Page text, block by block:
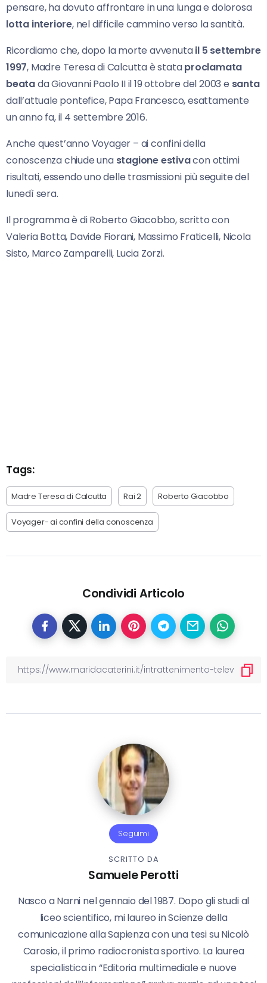
pensare, ha dovuto affrontare in una lunga e dolorosa
lotta interiore, nel difficile cammino verso la santità.
Ricordiamo che, dopo la morte avvenutail 5 settembre
1997, Madre Teresa di Calcutta è stataproclamata
beatada Giovanni Paolo II il 19 ottobre del 2003 e santa
dall’attuale pontefice, Papa Francesco, esattamente
un anno fa, il 4 settembre 2016.
Anche quest’anno Voyager – ai confini della
conoscenza chiude una stagione estivacon ottimi
risultati, essendo uno delle trasmissioni più seguite del
lunedì sera.
Il programma è di Roberto Giacobbo, scritto con
Valeria Botta, Davide Fiorani, Massimo Fraticelli, Nicola
Sisto, Marco Zamparelli, Lucia Zorzi.
Tags:
Madre Teresa di Calcutta Rai 2 Roberto Giacobbo
Voyager- ai confini della conoscenza
Condividi Articolo
Seguimi
SCRITTO DA
Samuele Perotti
Nasco a Narni nel gennaio del 1987. Dopo gli studi al
liceo scientifico, mi laureo in Scienze della
comunicazione alla Sapienza con una tesi su Nicolò
Carosio, il primo radiocronista sportivo. La laurea
specialistica in “Editoria multimediale e nuove